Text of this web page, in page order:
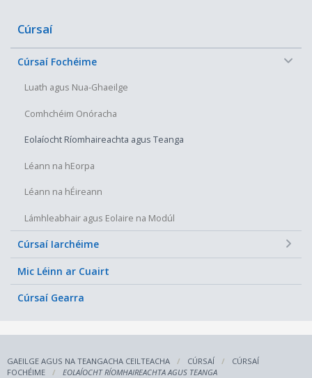
Cúrsaí
Cúrsaí Fochéime
Luath agus Nua-Ghaeilge
Comhchéim Onóracha
Eolaíocht Ríomhaireachta agus Teanga
Léann na hEorpa
Léann na hÉireann
Lámhleabhair agus Eolaire na Modúl
Cúrsaí Iarchéime
Mic Léinn ar Cuairt
Cúrsaí Gearra
GAEILGE AGUS NA TEANGACHA CEILTEACHA CÚRSAÍ
CÚRSAÍ
FOCHÉIME
EOLAÍOCHT RÍOMHAIREACHTA AGUS TEANGA